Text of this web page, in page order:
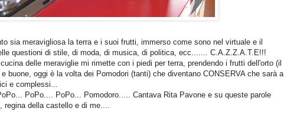
sia meravigliosa la terra e i suoi frutti, immerso come sono nel virtuale e il
questioni di stile, di moda, di musica, di politica, ecc....... C.A.Z.Z.A.T.E!!!
delle meraviglie mi rimette con i piedi per terra, prendendo i frutti dell'orto (il
buone, oggi è la volta dei Pomodori (tanti) che diventano CONSERVA che sarà a
e complessi...
PoPo.... PoPo... Pomodoro..... Cantava Rita Pavone e su queste parole
della castello e di me....